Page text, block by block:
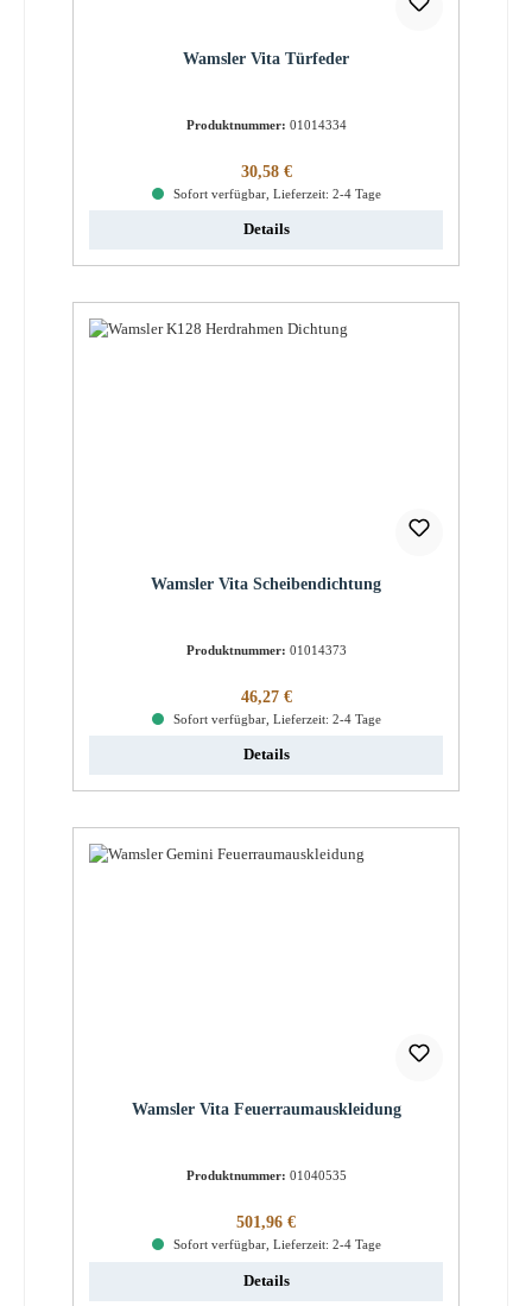
Wamsler Vita Türfeder
Produktnummer: 01014334
Regulärer Preis:
30,58 €
Sofort verfügbar, Lieferzeit: 2-4 Tage
Details
Wamsler Vita Scheibendichtung
Produktnummer: 01014373
Regulärer Preis:
46,27 €
Sofort verfügbar, Lieferzeit: 2-4 Tage
Details
Wamsler Vita Feuerraumauskleidung
Produktnummer: 01040535
Regulärer Preis:
501,96 €
Sofort verfügbar, Lieferzeit: 2-4 Tage
Details